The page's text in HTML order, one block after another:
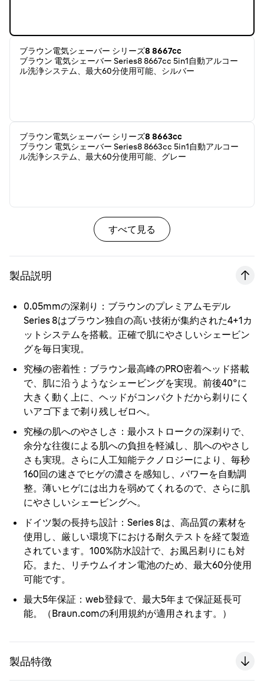
ブラウン電気シェーバー シリーズ8 8667cc
ブラウン 電気シェーバー Series8 8667cc 5in1自動アルコー
ル洗浄システム、最大60分使用可能、シルバー
ブラウン電気シェーバー シリーズ8 8663cc
ブラウン 電気シェーバー Series8 8663cc 5in1自動アルコー
ル洗浄システム、最大60分使用可能、グレー
すべて見る
製品説明
0.05mmの深剃り： ブラウンのプレミアムモデル
Series 8はブラウン独自の高い技術が集約された4+1カ
ットシステムを搭載。正確で肌にやさしいシェービン
グを毎日実現。
究極の密着性： ブラウン最高峰のPRO密着ヘッド搭載
で、肌に沿うようなシェービングを実現。前後40°に
大きく動く上に、ヘッドがコンパクトだから剃りにく
いアゴ下まで剃り残しゼロへ。
究極の肌へのやさしさ： 最小ストロークの深剃りで、
余分な往復による肌への負担を軽減し、肌へのやさし
さも実現。さらに人工知能テクノロジーにより、毎秒
160回の速さでヒゲの濃さを感知し、パワーを自動調
整。薄いヒゲには出力を弱めてくれるので、さらに肌
にやさしいシェービングへ。
ドイツ製の長持ち設計： Series 8は、高品質の素材を
使用し、厳しい環境下における耐久テストを経て製造
されています。100%防水設計で、お風呂剃りにも対
応。また、リチウムイオン電池のため、最大60分使用
可能です。
最大5年保証： web登録で、最大5年まで保証延長可
能。（Braun.comの利用規約が適用されます。）
製品特徴